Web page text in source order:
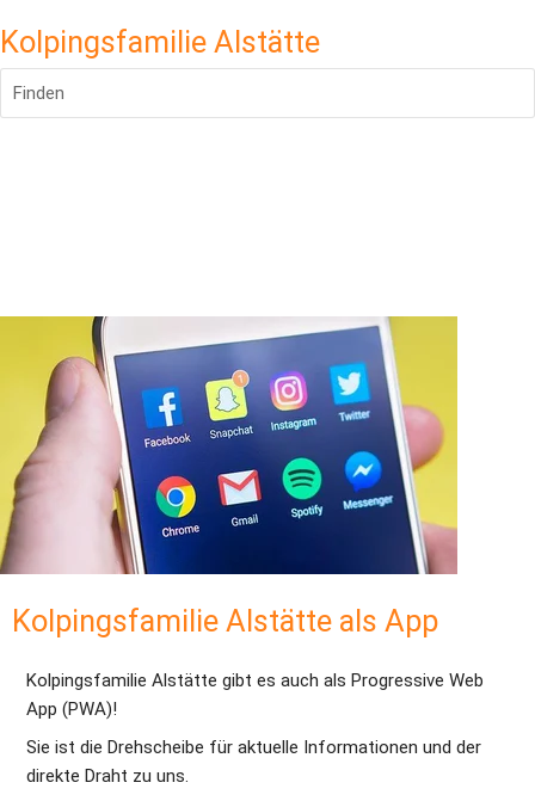
Kolpingsfamilie Alstätte
Finden
Kolpingsfamilie Alstätte als App
Kolpingsfamilie Alstätte gibt es auch als Progressive Web
App (PWA)!
Sie ist die Drehscheibe für aktuelle Informationen und der
direkte Draht zu uns.